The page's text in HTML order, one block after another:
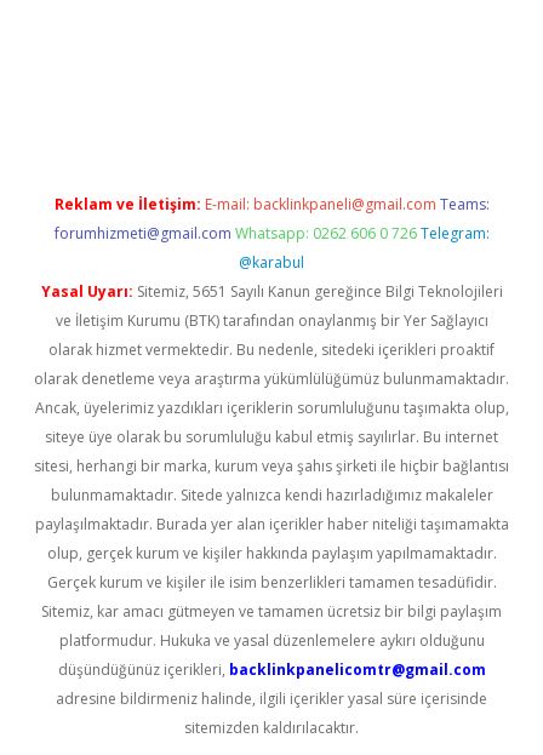
Reklam ve İletişim: E-mail: backlinkpaneli@gmail.com Teams:
forumhizmeti@gmail.com Whatsapp: 0262 606 0 726 Telegram:
@karabul
Yasal Uyarı: Sitemiz, 5651 Sayılı Kanun gereğince Bilgi Teknolojileri
ve İletişim Kurumu (BTK) tarafından onaylanmış bir Yer Sağlayıcı
olarak hizmet vermektedir. Bu nedenle, sitedeki içerikleri proaktif
olarak denetleme veya araştırma yükümlülüğümüz bulunmamaktadır.
Ancak, üyelerimiz yazdıkları içeriklerin sorumluluğunu taşımakta olup,
siteye üye olarak bu sorumluluğu kabul etmiş sayılırlar. Bu internet
sitesi, herhangi bir marka, kurum veya şahıs şirketi ile hiçbir bağlantısı
bulunmamaktadır. Sitede yalnızca kendi hazırladığımız makaleler
paylaşılmaktadır. Burada yer alan içerikler haber niteliği taşımamakta
olup, gerçek kurum ve kişiler hakkında paylaşım yapılmamaktadır.
Gerçek kurum ve kişiler ile isim benzerlikleri tamamen tesadüfidir.
Sitemiz, kar amacı gütmeyen ve tamamen ücretsiz bir bilgi paylaşım
platformudur. Hukuka ve yasal düzenlemelere aykırı olduğunu
düşündüğünüz içerikleri, backlinkpanelicomtr@gmail.com
adresine bildirmeniz halinde, ilgili içerikler yasal süre içerisinde
sitemizden kaldırılacaktır.